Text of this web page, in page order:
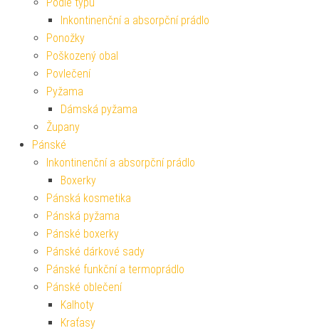
Inkontinenční a absorpční prádlo
Ponožky
Poškozený obal
Povlečení
Pyžama
Dámská pyžama
Župany
Pánské
Inkontinenční a absorpční prádlo
Boxerky
Pánská kosmetika
Pánská pyžama
Pánské boxerky
Pánské dárkové sady
Pánské funkční a termoprádlo
Pánské oblečení
Kalhoty
Kraťasy